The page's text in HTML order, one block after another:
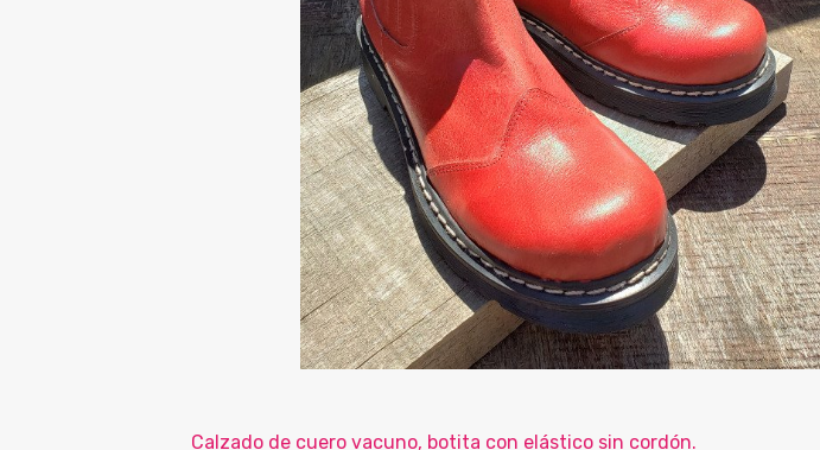
Calzado de cuero vacuno, botita con elástico sin cordón.